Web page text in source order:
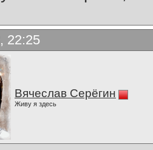
22:25
Вячеслав Серёгин
Живу я здесь